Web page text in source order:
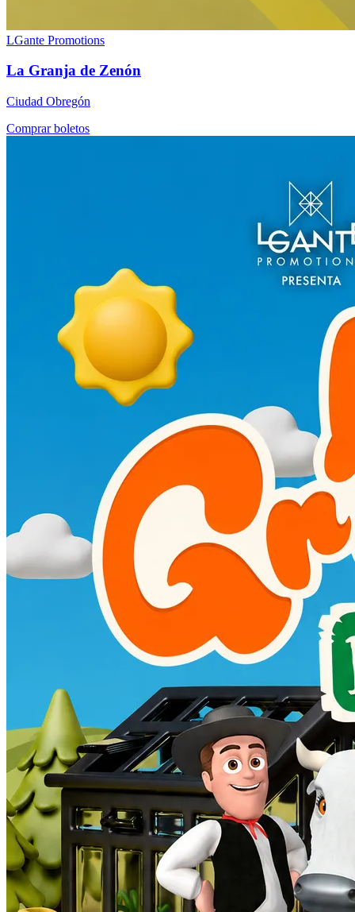
LGante Promotions
La Granja de Zenón
Ciudad Obregón
Comprar boletos